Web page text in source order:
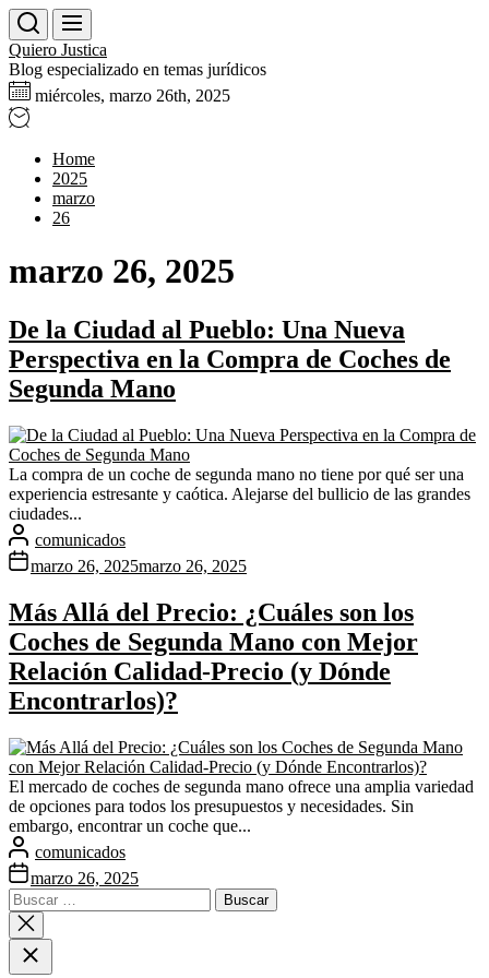
Skip
to
the
content
Quiero Justica
Blog especializado en temas jurídicos
miércoles, marzo 26th, 2025
Home
2025
marzo
26
marzo 26, 2025
De la Ciudad al Pueblo: Una Nueva
Perspectiva en la Compra de Coches de
Segunda Mano
La compra de un coche de segunda mano no tiene por qué ser una
experiencia estresante y caótica. Alejarse del bullicio de las grandes
ciudades...
comunicados
marzo 26, 2025marzo 26, 2025
Más Allá del Precio: ¿Cuáles son los
Coches de Segunda Mano con Mejor
Relación Calidad-Precio (y Dónde
Encontrarlos)?
El mercado de coches de segunda mano ofrece una amplia variedad
de opciones para todos los presupuestos y necesidades. Sin
embargo, encontrar un coche que...
comunicados
marzo 26, 2025
Buscar: